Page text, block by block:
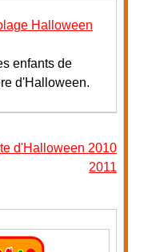
Halloween
enfants de
d'Halloween.
d'Halloween 2010
2011